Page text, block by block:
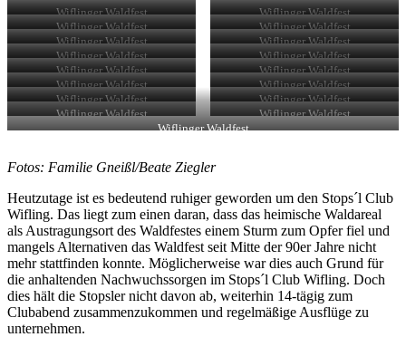
Wiflinger Waldfest
Wiflinger Waldfest
Wiflinger Waldfest
Wiflinger Waldfest
Wiflinger Waldfest
Wiflinger Waldfest
Wiflinger Waldfest
Wiflinger Waldfest
Wiflinger Waldfest
Wiflinger Waldfest
Wiflinger Waldfest
Wiflinger Waldfest
Wiflinger Waldfest
Wiflinger Waldfest
Wiflinger Waldfest
Wiflinger Waldfest
Wiflinger Waldfest
Fotos: Familie Gneißl/Beate Ziegler
Heutzutage ist es bedeutend ruhiger geworden um den Stops´l Club
Wifling. Das liegt zum einen daran, dass das heimische Waldareal
als Austragungsort des Waldfestes einem Sturm zum Opfer fiel und
mangels Alternativen das Waldfest seit Mitte der 90er Jahre nicht
mehr stattfinden konnte. Möglicherweise war dies auch Grund für
die anhaltenden Nachwuchssorgen im Stops´l Club Wifling. Doch
dies hält die Stopsler nicht davon ab, weiterhin 14-tägig zum
Clubabend zusammenzukommen und regelmäßige Ausflüge zu
unternehmen.